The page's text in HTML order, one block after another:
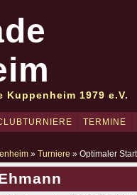
1979 e.V.
TERMINE
» Turniere » Optimaler